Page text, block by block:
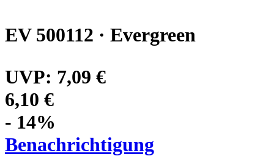
EV 500112 · Evergreen
UVP: 7,09 €
6,10 €
- 14%
Benachrichtigung